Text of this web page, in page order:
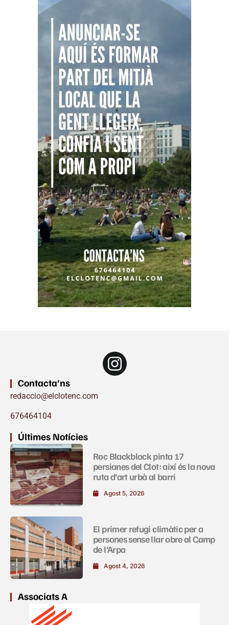
Contacta'ns
redaccio@elclotenc.com
676464104
Últimes Notícies
Roc Blackblock pinta 17
persianes del Clot: així és la nova
ruta d’art urbà al barri
Agost 5, 2026
El primer refugi climàtic per a
persones sense llar obre al Camp
de l’Arpa
Agost 4, 2026
Associats A